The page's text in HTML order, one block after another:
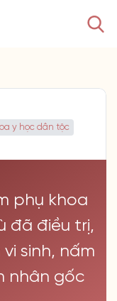
y học dân tộc
phụ khoa
đã điều trị,
sinh, nấm
nhân gốc